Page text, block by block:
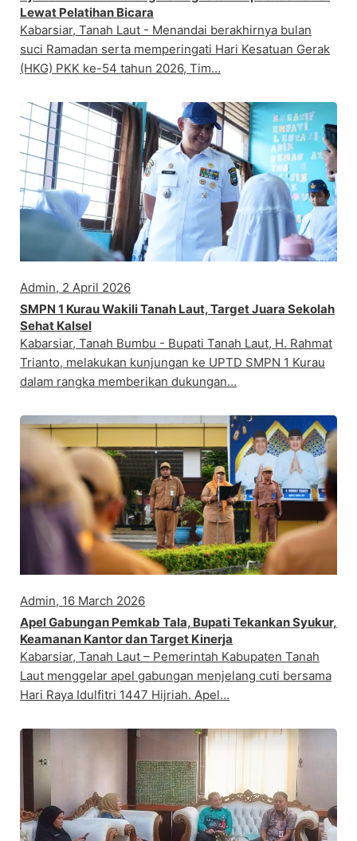
Lewat Pelatihan Bicara
Kabarsiar, Tanah Laut - Menandai berakhirnya bulan
suci Ramadan serta memperingati Hari Kesatuan Gerak
(HKG) PKK ke-54 tahun 2026, Tim…
Admin, 2 April 2026
SMPN 1 Kurau Wakili Tanah Laut, Target Juara Sekolah
Sehat Kalsel
Kabarsiar, Tanah Bumbu - Bupati Tanah Laut, H. Rahmat
Trianto, melakukan kunjungan ke UPTD SMPN 1 Kurau
dalam rangka memberikan dukungan…
Admin, 16 March 2026
Apel Gabungan Pemkab Tala, Bupati Tekankan Syukur,
Keamanan Kantor dan Target Kinerja
Kabarsiar, Tanah Laut – Pemerintah Kabupaten Tanah
Laut menggelar apel gabungan menjelang cuti bersama
Hari Raya Idulfitri 1447 Hijriah. Apel…